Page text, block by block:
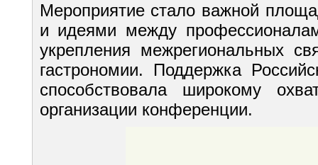
Мероприятие стало важной
и идеями между
укрепления межрегиональных
гастрономии. Поддержка
способствовала широкому
организации конференции.